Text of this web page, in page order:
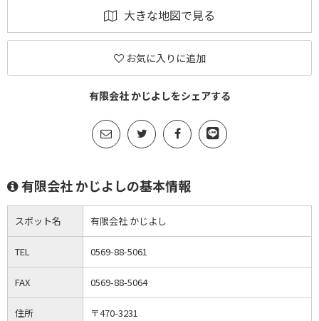
大きな地図で見る
お気に入りに追加
有限会社 かじよしをシェアする
有限会社 かじよしの基本情報
スポット名 有限会社 かじよし
TEL 0569-88-5061
FAX 0569-88-5064
住所
〒470-3231